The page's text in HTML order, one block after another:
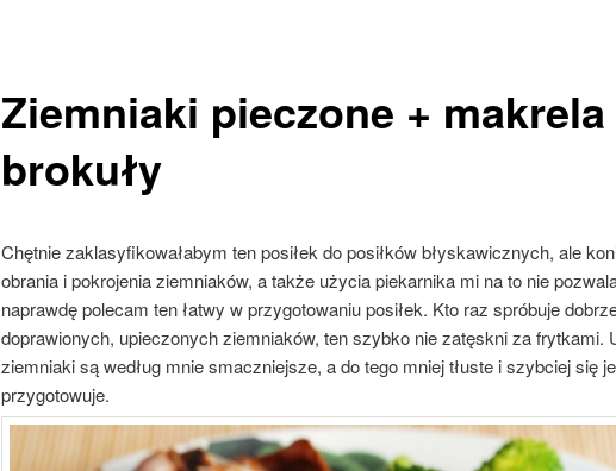
Ziemniaki pieczone + makrela
brokuły
Chętnie zaklasyfikowałabym ten posiłek do posiłków błyskawicznych, ale
obrania i pokrojenia ziemniaków, a także użycia piekarnika mi na to nie
naprawdę polecam ten łatwy w przygotowaniu posiłek. Kto raz spróbuje
doprawionych, upieczonych ziemniaków, ten szybko nie zatęskni za frytkami.
ziemniaki są według mnie smaczniejsze, a do tego mniej tłuste i szybciej się je
przygotowuje.